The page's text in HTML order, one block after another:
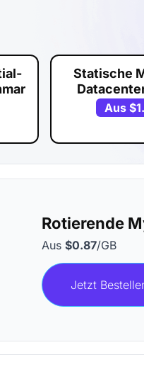
Statische
Aus
Rotierende
Aus $0.87/GB
Jetzt